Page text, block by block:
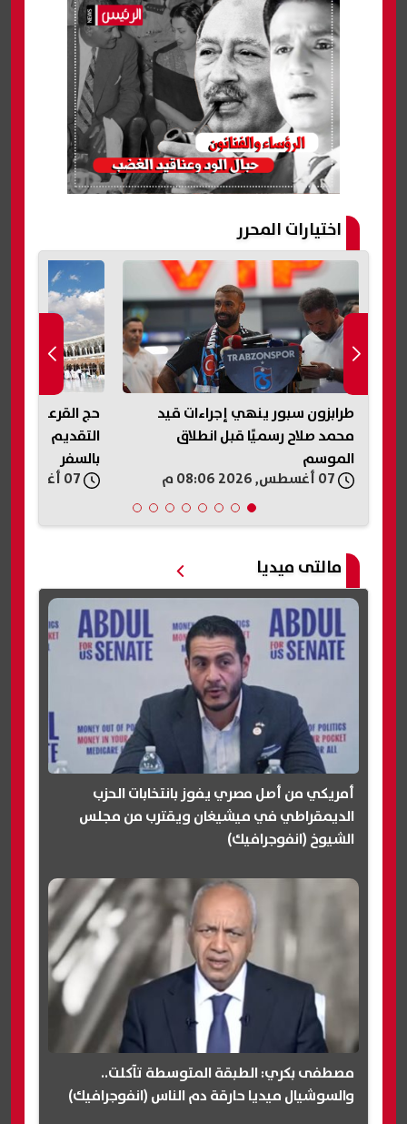
اختيارات المحرر
حج القرعة 2027.. تعرف على موعد
التقديم والفئات غير المسموح لها
بالسفر
وزير الخزانة
اقتصاديا
إلى 180%
مالتى ميديا
أمريكي من أصل مصري يفوز بانتخابات الحزب
الديمقراطي في ميشيغان ويقترب من مجلس
الشيوخ (انفوجرافيك)
مصطفى بكري: الطبقة المتوسطة تآكلت..
والسوشيال ميديا حارقة دم الناس (انفوجرافيك)